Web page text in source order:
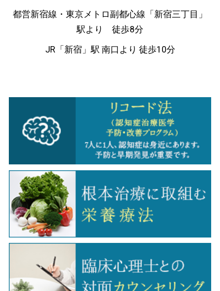
都営新宿線・東京メトロ副都心線「新宿三丁目」
駅より 徒歩8分
JR「新宿」駅 南口より 徒歩10分